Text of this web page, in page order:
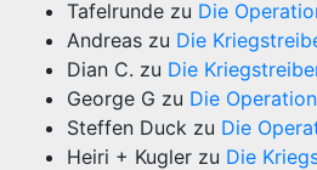
Tafelrunde zu Die
Andreas zu Die
Dian C. zu Die
George G zu Die
Steffen Duck zu Die
Heiri + Kugler zu Die